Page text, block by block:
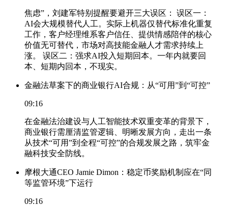
焦虑”，刘建军特别提醒要避开三大误区： 误区一：
AI会大规模替代人工。实际上机器仅替代标准化重复
工作，客户经理维系客户信任、提供情感陪伴的核心
价值无可替代，市场对高技能金融人才需求持续上
涨。 误区二：强求AI投入短期回本。一年内就要回
本、短期内回本，不现实。
金融法草案下的商业银行AI合规：从“可用”到“可控”
09:16
在金融法治建设与人工智能技术双重变革的背景下，
商业银行需厘清监管逻辑、明晰发展方向，走出一条
从技术“可用”到全程“可控”的合规发展之路，筑牢金
融科技安全防线。
摩根大通CEO Jamie Dimon：稳定币奖励机制应在“同
等监管环境”下运行
09:16